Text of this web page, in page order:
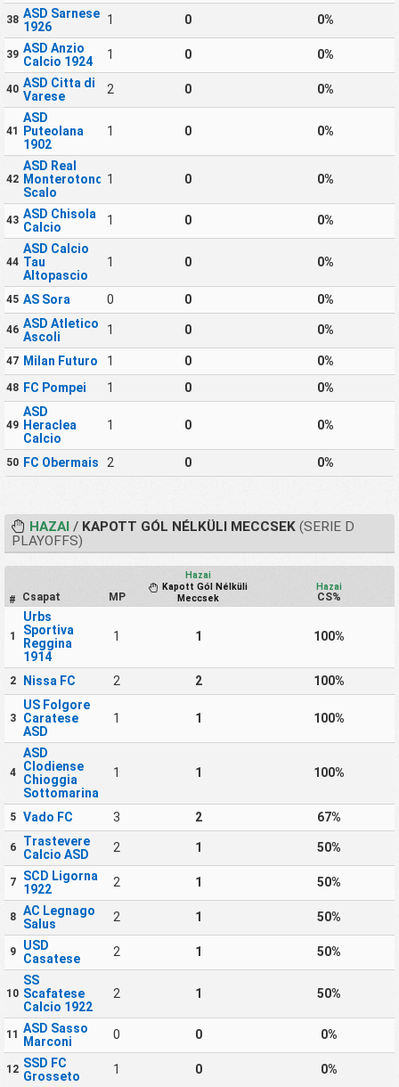
38 ASD Sarnese
1926
1 0 0%
39 ASD Anzio
Calcio 1924
1 0 0%
40 ASD Citta di
Varese
2 0 0%
41
ASD
Puteolana
1902
1 0 0%
42
ASD Real
Monterotondo
Scalo
1 0 0%
43 ASD Chisola
Calcio
1 0 0%
44
ASD Calcio
Tau
Altopascio
1 0 0%
45 AS Sora 0 0 0%
46 ASD Atletico
Ascoli
1 0 0%
47 Milan Futuro 1 0 0%
48 FC Pompei 1 0 0%
49
ASD
Heraclea
Calcio
1 0 0%
50 FC Obermais 2 0 0%
HAZAI /KAPOTT GÓL NÉLKÜLI MECCSEK(SERIE D
PLAYOFFS)
# Csapat MP
Hazai
Kapott Gól Nélküli
Meccsek
Hazai
CS%
1
Urbs
Sportiva
Reggina
1914
1 1 100%
2 Nissa FC 2 2 100%
3
US Folgore
Caratese
ASD
1 1 100%
4
ASD
Clodiense
Chioggia
Sottomarina
1 1 100%
5 Vado FC 3 2 67%
6
Trastevere
Calcio ASD
2 1 50%
7
SCD Ligorna
1922
2 1 50%
8
AC Legnago
Salus
2 1 50%
9
USD
Casatese
2 1 50%
10
SS
Scafatese
Calcio 1922
2 1 50%
11 ASD Sasso
Marconi
0 0 0%
12 SSD FC
Grosseto
1 0 0%